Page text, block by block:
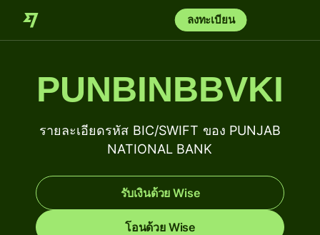
ลงทะเบียน
PUNBINBBVKI
รายละเอียดรหัส BIC/SWIFT ของ PUNJAB
NATIONAL BANK
รับเงินด้วย Wise
โอนด้วย Wise